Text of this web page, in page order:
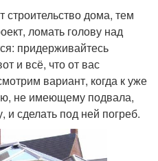
строительство дома, тем
ломать голову над
придерживайтесь
и всё, что от вас
вариант, когда к уже
не имеющему подвала,
и сделать под ней погреб.